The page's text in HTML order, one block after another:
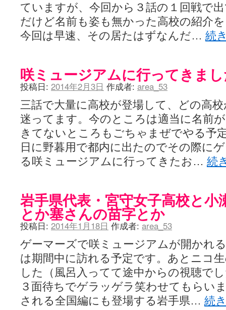
ていますが、今回から３話の１回戦で
だけど名前も姿も無かった高校の紹介
今回は早速、その居たはずなんだ… 続
咲ミュージアムに行ってきま
投稿日: 2014年2月3日 作成者: area_53
三話で大量に高校が登場して、どの高
迷ってます。今のところは適当に名前
きてないところもごちゃまぜでやる予
日に野暮用で都内に出たのでその際に
る咲ミュージアムに行ってきたお… 続
岩手県代表・宮守女子高校と
とか塞さんの苗字とか
投稿日: 2014年1月18日 作成者: area_53
ゲーマーズで咲ミュージアムが開かれ
は期間中に訪れる予定です。あとニコ
した（風呂入ってて途中からの視聴で
３面待ちでゲラッゲラ笑わせてもらい
される全国編にも登場する岩手県… 続